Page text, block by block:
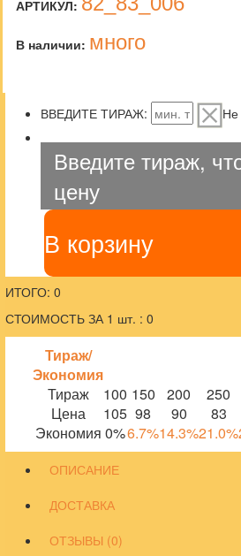
АРТИКУЛ:
В наличии: много
ВВЕДИТЕ ТИРАЖ: Не
Введите тираж,
цену
В корзину
ИТОГО: 0
СТОИМОСТЬ ЗА 1 шт. : 0
Тираж/
Экономия
Тираж
100 150 200 250
Цена
105 98 90 83
Экономия 0%6.7%14.3%21.0%
ОПИСАНИЕ
ДОСТАВКА
ОТЗЫВЫ (0)